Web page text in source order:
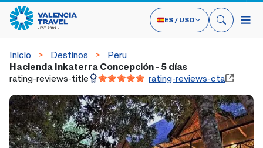
ES / USD
Inicio Destinos
Peru
Hacienda Inkaterra Concepción - 5 días
rating-reviews-title
rating-reviews-cta